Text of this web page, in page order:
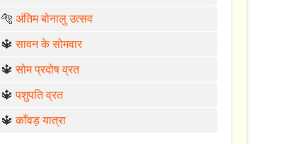
🐅अंतिम बोनालु उत्सव
🔱सावन के सोमवार
🔱सोम प्रदोष व्रत
🔱पशुपति व्रत
🔱काँवड़ यात्रा